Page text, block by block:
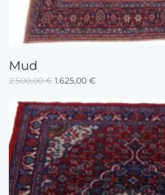
Mud
2.500,00€ 1.625,00 €